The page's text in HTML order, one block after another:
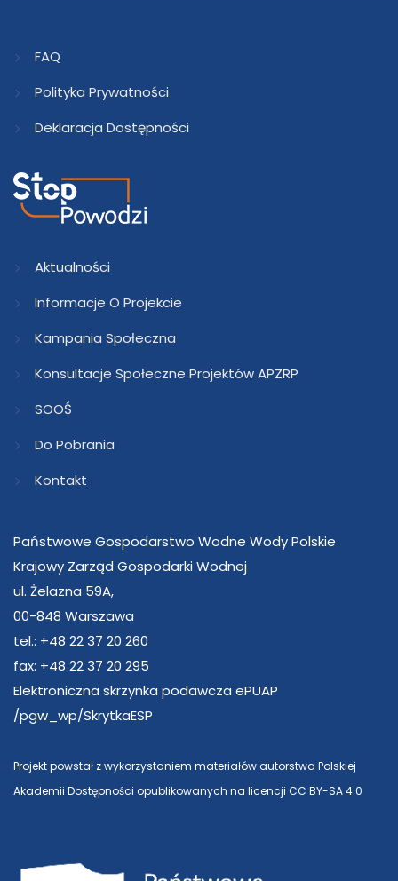
FAQ
Polityka Prywatności
Deklaracja Dostępności
Aktualności
Informacje O Projekcie
Kampania Społeczna
Konsultacje Społeczne Projektów APZRP
SOOŚ
Do Pobrania
Kontakt
Państwowe Gospodarstwo Wodne Wody Polskie
Krajowy Zarząd Gospodarki Wodnej
ul. Żelazna 59A,
00-848 Warszawa
tel.: +48 22 37 20 260
fax: +48 22 37 20 295
Elektroniczna skrzynka podawcza ePUAP
/pgw_wp/SkrytkaESP
Projekt powstał z wykorzystaniem materiałów autorstwa Polskiej
Akademii Dostępności opublikowanych na licencji CC BY-SA 4.0